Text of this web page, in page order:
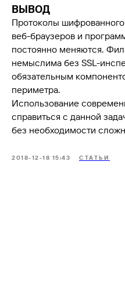
ВЫВОД
Протоколы
веб-браузеров и
постоянно меняются.
немыслима без SSL-
обязательным
периметра.
Использование
справиться с данной
без необходимости
2018-12-18 15:43 СТАТЬИ
Клиентский сервис
Продление лицензий
Обучение в вузах
Выбрать
Новости
Карьера
Сертификация ФСТЭК
Документация
Сравнение версий
Прошлые ревизии ПАК
DNS Security в NGFW
Релизы Ideco
Информационная
безопасность в решениях
Ideco
Дорожная карта